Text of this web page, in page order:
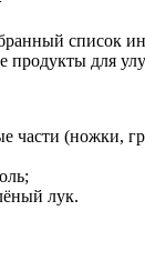
список
для
части (ножки,
лук.